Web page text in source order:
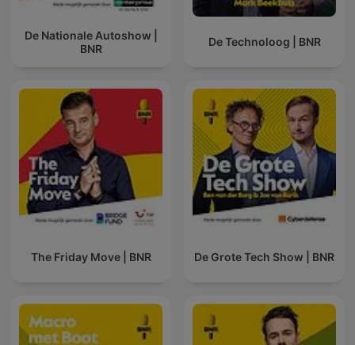
De Nationale Autoshow |
BNR
De Technoloog | BNR
The Friday Move | BNR De Grote Tech Show | BNR